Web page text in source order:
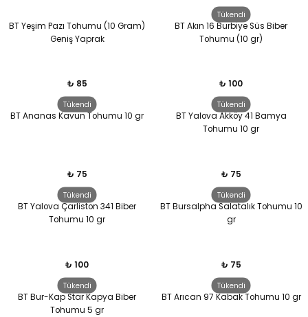
BT Yeşim Pazı Tohumu (10 Gram)
Geniş Yaprak
₺ 85
Tükendi
BT Akın 16 Burbiye Süs Biber
Tohumu (10 gr)
₺ 100
Tükendi
BT Ananas Kavun Tohumu 10 gr
₺ 75
Tükendi
BT Yalova Akköy 41 Bamya
Tohumu 10 gr
₺ 75
Tükendi
BT Yalova Çarliston 341 Biber
Tohumu 10 gr
₺ 100
Tükendi
BT Bursalpha Salatalık Tohumu 10
gr
₺ 75
Tükendi
BT Bur-Kap Star Kapya Biber
Tohumu 5 gr
Tükendi
BT Arıcan 97 Kabak Tohumu 10 gr